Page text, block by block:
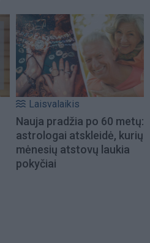
Laisvalaikis
Nauja pradžia po 60 metų:
astrologai atskleidė, kurių
mėnesių atstovų laukia
pokyčiai